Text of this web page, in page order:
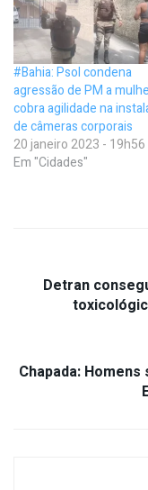
#Bahia: Psol condena
agressão de PM a
cobra agilidade na
de câmeras corporais
20 janeiro 2023 - 19h56
Em "Cidades"
Detran
Chapada: